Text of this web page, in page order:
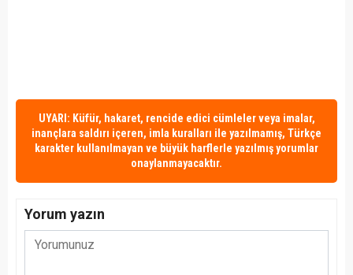
UYARI: Küfür, hakaret, rencide edici cümleler veya imalar,
inançlara saldırı içeren, imla kuralları ile yazılmamış, Türkçe
karakter kullanılmayan ve büyük harflerle yazılmış yorumlar
onaylanmayacaktır.
Yorum yazın